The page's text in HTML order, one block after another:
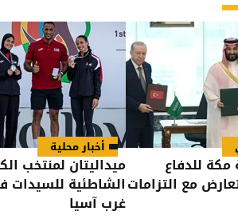
مكة للدفاع
مع التزامات
أخبار محلية
ميداليتان لمنتخب
الشاطئية للسيدات
غرب آسيا